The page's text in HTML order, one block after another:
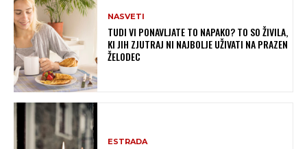
NASVETI
TUDI VI PONAVLJATE TO NAPAKO? TO SO ŽIVILA,
KI JIH ZJUTRAJ NI NAJBOLJE UŽIVATI NA PRAZEN
ŽELODEC
ESTRADA